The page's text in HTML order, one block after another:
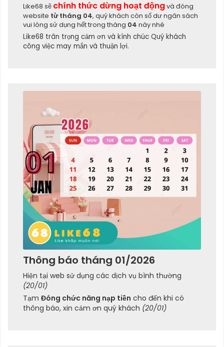
Like68 sẽ chính thức dừng hoạt độngvà đóng
website từ tháng 04, quý khách còn số dư ngân sách
vui lòng sử dụng hết trong tháng 04 này nhé
Like68 trân trọng cảm ơn và kính chúc Quý khách
công việc may mắn và thuận lợi.
Thông báo tháng 01/2026
Hiện tại web sử dụng các dịch vụ bình thường
(20/01)
Tạm Đóng chức năng nạp tiền cho đến khi có
thông báo, xin cảm ơn quý khách (20/01)